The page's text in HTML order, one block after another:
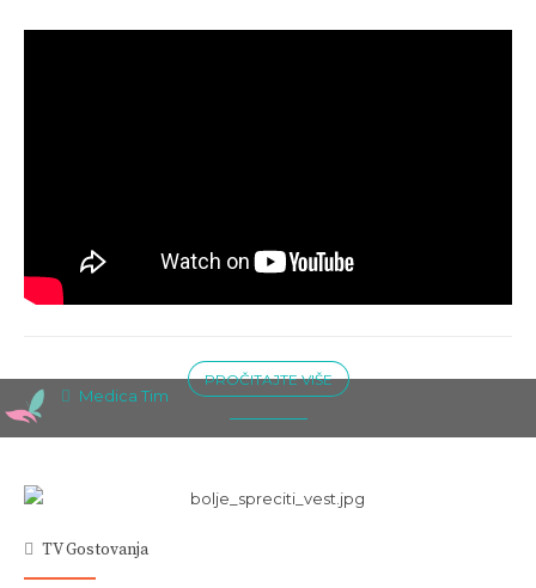
Medica Tim
PROČITAJTE VIŠE
TV Gostovanja